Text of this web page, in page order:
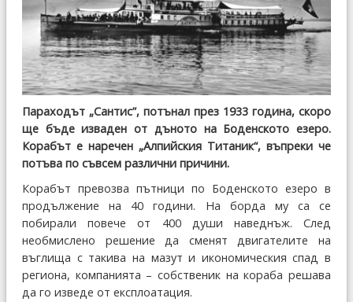
Параходът „Сантис”, потънал през 1933 година, скоро
ще бъде изваден от дъното на Боденското езеро.
Корабът е наречен „Алпийския Титаник“, въпреки че
потъва по съвсем различни причини.
Корабът превозва пътници по Боденското езеро в
продължение на 40 години. На борда му са се
побирали повече от 400 души наведнъж. След
необмислено решение да сменят двигателите на
въглища с такива на мазут и икономическия спад в
региона, компанията – собственик на кораба решава
да го изведе от експлоатация.